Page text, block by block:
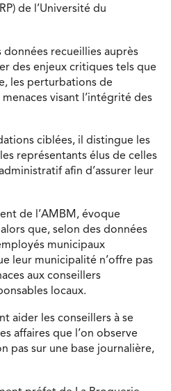
de l’Université du
données recueillies auprès
des enjeux critiques tels que
les perturbations de
visant l’intégrité des
ciblées, il distingue les
représentants élus de celles
afin d’assurer leur
de l’AMBM, évoque
que, selon des données
municipaux
leur municipalité n’offre pas
aux conseillers
locaux.
aider les conseillers à se
affaires que l’on observe
pas sur une base journalière,